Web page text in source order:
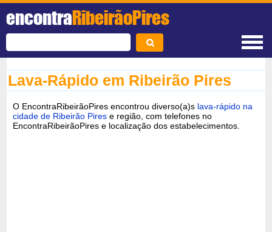
encontraRibeirãoPires
Lava-Rápido em Ribeirão Pires
O EncontraRibeirãoPires encontrou diverso(a)s lava-rápido na
cidade de Ribeirão Pires e região, com telefones no
EncontraRibeirãoPires e localização dos estabelecimentos.